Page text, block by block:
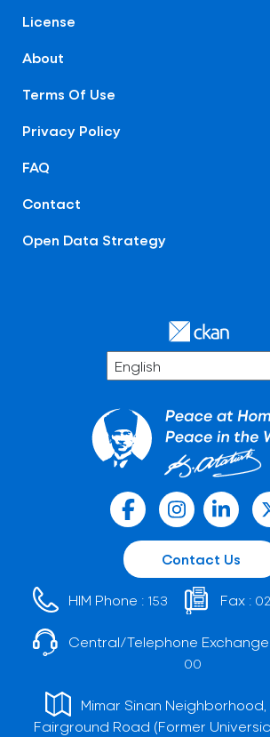
License
About
Terms Of Use
Privacy Policy
FAQ
Contact
Open Data Strategy
Contact Us
HIM Phone : 153 Fax :
Central/Telephone Exchange
00
Mimar Sinan
Fairground Road (Former